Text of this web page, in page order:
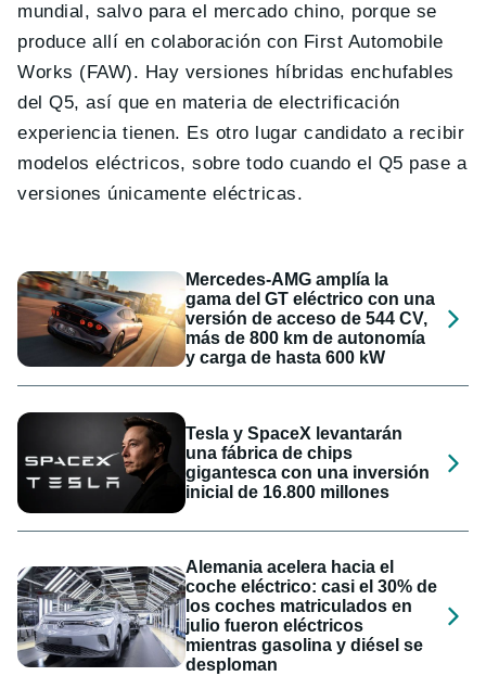
mundial, salvo para el mercado chino, porque se
produce allí en colaboración con First Automobile
Works (FAW). Hay versiones híbridas enchufables
del Q5, así que en materia de electrificación
experiencia tienen. Es otro lugar candidato a recibir
modelos eléctricos, sobre todo cuando el Q5 pase a
versiones únicamente eléctricas.
Mercedes-AMG amplía la
gama del GT eléctrico con una
versión de acceso de 544 CV,
más de 800 km de autonomía
y carga de hasta 600 kW
Tesla y SpaceX levantarán
una fábrica de chips
gigantesca con una inversión
inicial de 16.800 millones
Alemania acelera hacia el
coche eléctrico: casi el 30% de
los coches matriculados en
julio fueron eléctricos
mientras gasolina y diésel se
desploman